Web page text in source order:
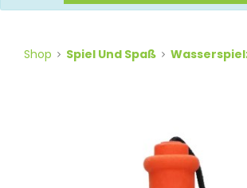
Shop Spiel Und Spaß